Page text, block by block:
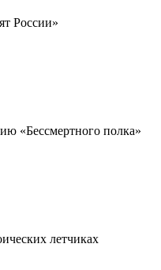
России»
«Бессмертного полка»
летчиках